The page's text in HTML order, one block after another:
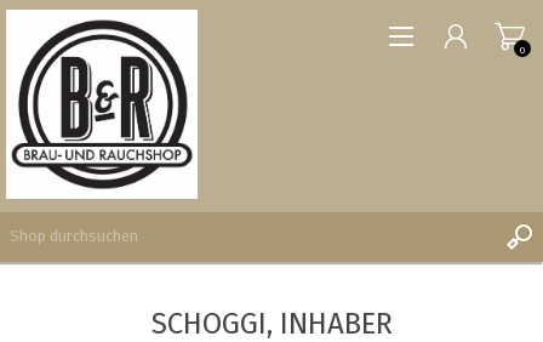
REGISTRIERUNG
0
SCHOGGI, INHABER